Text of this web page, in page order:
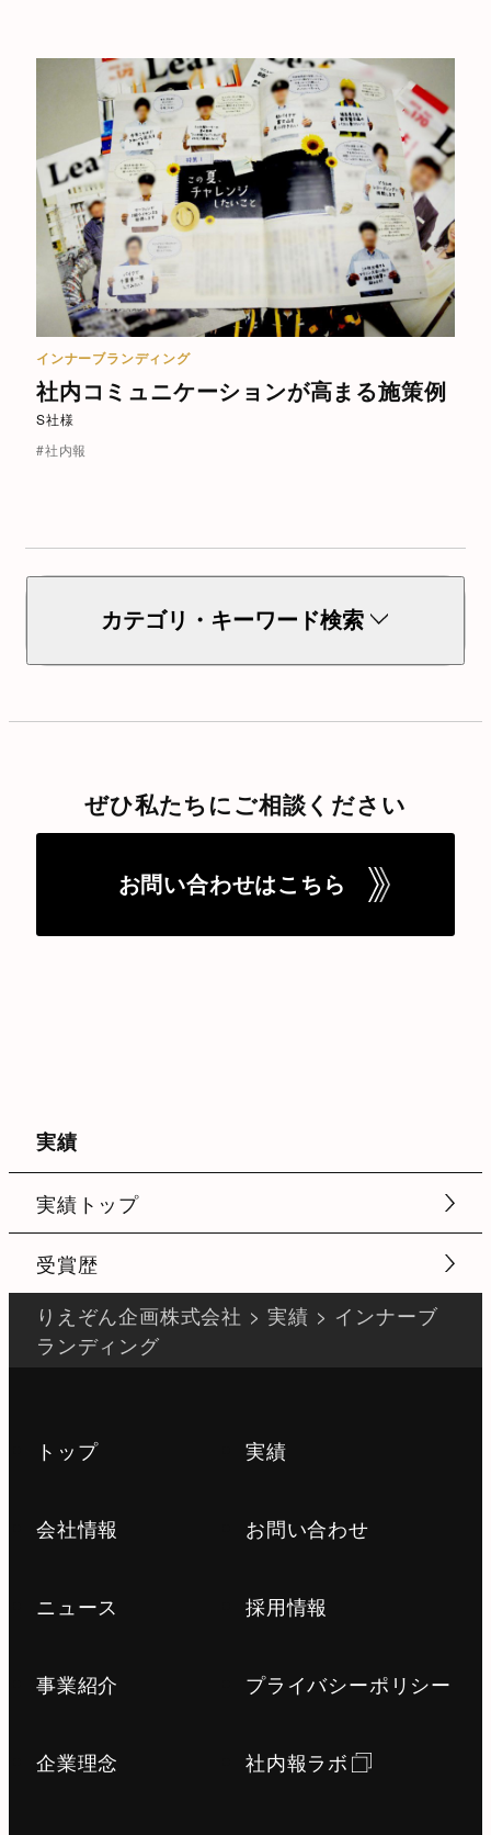
インナーブランディング
社内コミュニケーションが高まる施策例
S社様
#社内報
カテゴリ・キーワード検索
インナーブランディング
商品・サービスブランディング
採用ブランディング
#採用サイト
#空間デザイン
#経団連推薦社内報
#理念浸透開発
#採用webサイト
#サステナビリティ施策
#周年施策
#コピー制作
#会社案内
#社内報
#映像制作
#コーポレートサイト制作
#理念浸透
ぜひ私たちにご相談ください
お問い合わせはこちら
実績
実績トップ
受賞歴
りえぞん企画株式会社 >実績 > インナーブ
ランディング
トップ
会社情報
ニュース
事業紹介
企業理念
実績
お問い合わせ
採用情報
プライバシーポリシー
社内報ラボ